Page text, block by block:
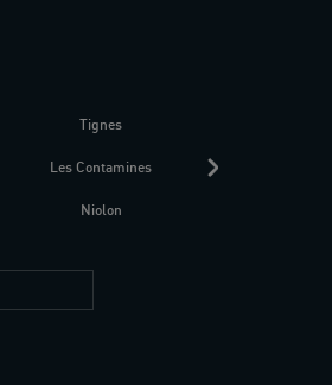
Tignes
Les Contamines
Niolon